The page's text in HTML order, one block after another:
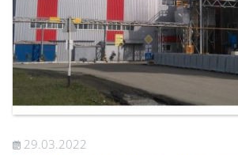
29.03.2022